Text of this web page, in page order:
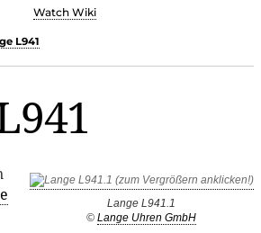
Watch Wiki
L941
Lange L941.1
© Lange Uhren GmbH